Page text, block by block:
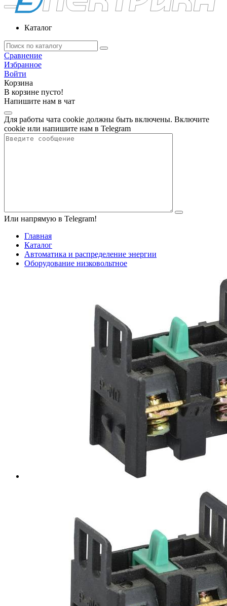
Каталог
Сравнение
Избранное
Войти
Корзина
В корзине пусто!
Напишите нам в чат
Для работы чата cookie должны быть включены. Включите
cookie или напишите нам в Telegram
Или напрямую в Telegram!
Главная
Каталог
Автоматика и распределение энергии
Оборудование низковольтное